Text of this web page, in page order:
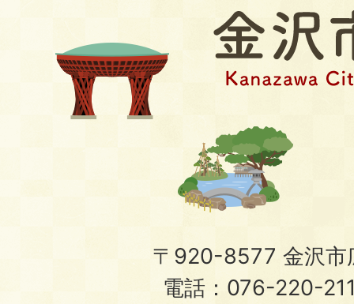
〒920-8577 金沢市
電話：076-220-